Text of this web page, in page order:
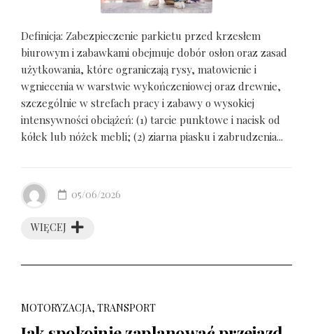
Definicja: Zabezpieczenie parkietu przed krzesłem
biurowym i zabawkami obejmuje dobór osłon oraz zasad
użytkowania, które ograniczają rysy, matowienie i
wgniecenia w warstwie wykończeniowej oraz drewnie,
szczególnie w strefach pracy i zabawy o wysokiej
intensywności obciążeń: (1) tarcie punktowe i nacisk od
kółek lub nóżek mebli; (2) ziarna piasku i zabrudzenia...
WIĘCEJ
05/06/2026
MOTORYZACJA, TRANSPORT